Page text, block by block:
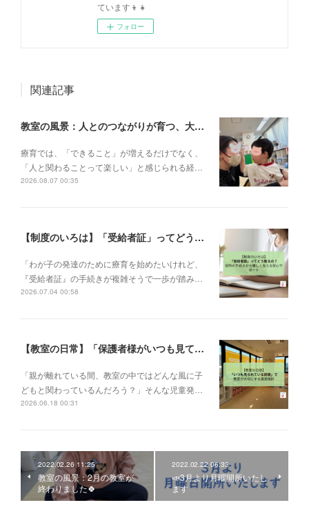
ています👦👧
フォロー
関連記事
教室の風景：人とのつながりが育つ、大切な一瞬🌼
療育では、「できること」が増えるだけでなく、
「人と関わることって楽しい」と感じられる経…
2026.08.07 00:35
【制度のいろは】「受給者証」ってどう取るの？申請の流れと、てらぴぁぽけっとの安心サポート✨
「わが子の発達のために療育を始めたいけれど、
『受給者証』の手続きが複雑そうで一歩が踏み…
2026.07.04 00:58
【教室の日常】「保護者様がいつも見ている前提で」。私たちが大切にする教室運営指針✨
「親が離れている間、教室の中ではどんな風に子
どもと関わっているんだろう？」そんな児童発…
2026.06.18 00:31
2022.02.26 11:25
教室の風景：2月の教室が
終わりました🍀
2022.02.22 06:33
📣3月より月曜開所いたし
ます